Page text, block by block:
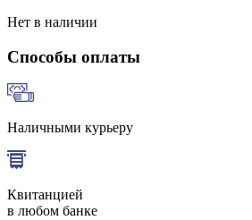
Нет в наличии
Способы оплаты
Наличными курьеру
Квитанцией
в любом банке